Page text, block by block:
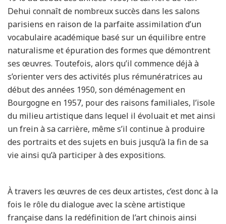
Dehui connaît de nombreux succès dans les salons
parisiens en raison de la parfaite assimilation d’un
vocabulaire académique basé sur un équilibre entre
naturalisme et épuration des formes que démontrent
ses œuvres. Toutefois, alors qu’il commence déjà à
s’orienter vers des activités plus rémunératrices au
début des années 1950, son déménagement en
Bourgogne en 1957, pour des raisons familiales, l’isole
du milieu artistique dans lequel il évoluait et met ainsi
un frein à sa carrière, même s’il continue à produire
des portraits et des sujets en buis jusqu’à la fin de sa
vie ainsi qu’à participer à des expositions.
À travers les œuvres de ces deux artistes, c’est donc à la
fois le rôle du dialogue avec la scène artistique
française dans la redéfinition de l’art chinois ainsi